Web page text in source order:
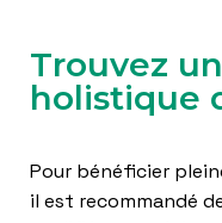
Trouvez
holistique
Pour bénéficier
il est recommandé